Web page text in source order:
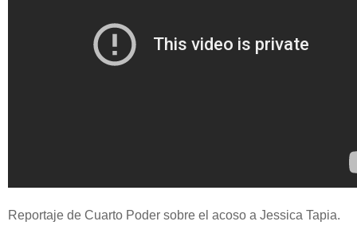
Reportaje de Cuarto Poder sobre el acoso a Jessica Tapia.